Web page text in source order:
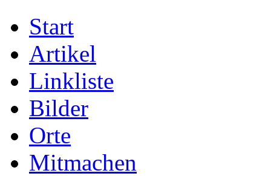
Start
Artikel
Linkliste
Bilder
Orte
Mitmachen